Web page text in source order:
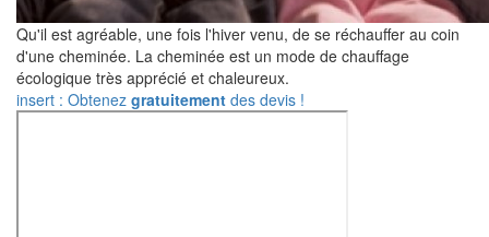
Qu'il est agréable, une fois l'hiver venu, de se réchauffer au coin
d'une cheminée. La cheminée est un mode de chauffage
écologique très apprécié et chaleureux.
insert : Obtenez gratuitement des devis !